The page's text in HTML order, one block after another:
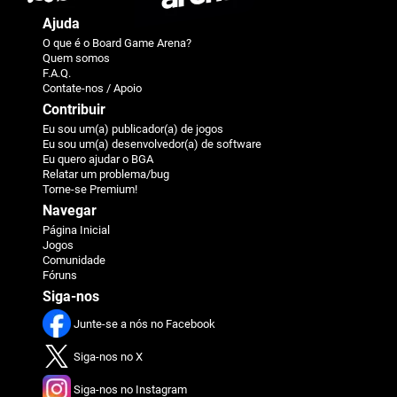
Ajuda
O que é o Board Game Arena?
Quem somos
F.A.Q.
Contate-nos / Apoio
Contribuir
Eu sou um(a) publicador(a) de jogos
Eu sou um(a) desenvolvedor(a) de software
Eu quero ajudar o BGA
Relatar um problema/bug
Torne-se Premium!
Navegar
Página Inicial
Jogos
Comunidade
Fóruns
Siga-nos
Junte-se a nós no Facebook
Siga-nos no X
Siga-nos no Instagram